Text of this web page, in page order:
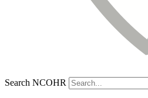
Search NCOHR